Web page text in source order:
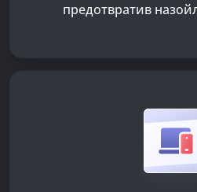
предотвратив